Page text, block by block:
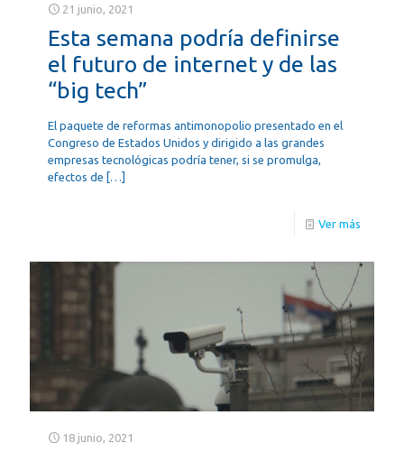
21 junio, 2021
Esta semana podría definirse
el futuro de internet y de las
“big tech”
El paquete de reformas antimonopolio presentado en el
Congreso de Estados Unidos y dirigido a las grandes
empresas tecnológicas podría tener, si se promulga,
efectos de […]
Ver más
18 junio, 2021